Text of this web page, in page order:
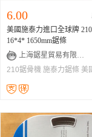
6.00
美國施泰力進口全球牌
16*4* 1650mm鋸條
上海鋸星貿易有限公司
210鋸骨機 施泰力鋸條 美